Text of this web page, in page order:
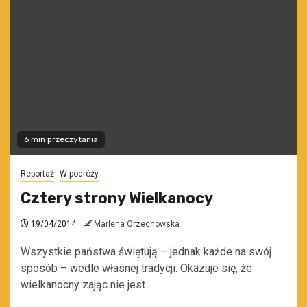
6 min przeczytania
Reportaż W podróży
Cztery strony Wielkanocy
19/04/2014 Marlena Orzechowska
Wszystkie państwa świętują – jednak każde na swój
sposób – wedle własnej tradycji. Okazuje się, że
wielkanocny zając nie jest...